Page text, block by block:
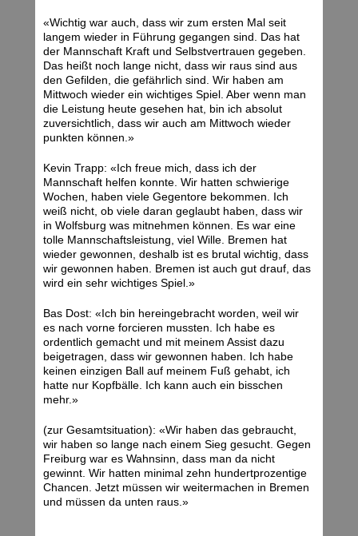
«Wichtig war auch, dass wir zum ersten Mal seit
langem wieder in Führung gegangen sind. Das hat
der Mannschaft Kraft und Selbstvertrauen gegeben.
Das heißt noch lange nicht, dass wir raus sind aus
den Gefilden, die gefährlich sind. Wir haben am
Mittwoch wieder ein wichtiges Spiel. Aber wenn man
die Leistung heute gesehen hat, bin ich absolut
zuversichtlich, dass wir auch am Mittwoch wieder
punkten können.»
Kevin Trapp: «Ich freue mich, dass ich der
Mannschaft helfen konnte. Wir hatten schwierige
Wochen, haben viele Gegentore bekommen. Ich
weiß nicht, ob viele daran geglaubt haben, dass wir
in Wolfsburg was mitnehmen können. Es war eine
tolle Mannschaftsleistung, viel Wille. Bremen hat
wieder gewonnen, deshalb ist es brutal wichtig, dass
wir gewonnen haben. Bremen ist auch gut drauf, das
wird ein sehr wichtiges Spiel.»
Bas Dost: «Ich bin hereingebracht worden, weil wir
es nach vorne forcieren mussten. Ich habe es
ordentlich gemacht und mit meinem Assist dazu
beigetragen, dass wir gewonnen haben. Ich habe
keinen einzigen Ball auf meinem Fuß gehabt, ich
hatte nur Kopfbälle. Ich kann auch ein bisschen
mehr.»
(zur Gesamtsituation): «Wir haben das gebraucht,
wir haben so lange nach einem Sieg gesucht. Gegen
Freiburg war es Wahnsinn, dass man da nicht
gewinnt. Wir hatten minimal zehn hundertprozentige
Chancen. Jetzt müssen wir weitermachen in Bremen
und müssen da unten raus.»